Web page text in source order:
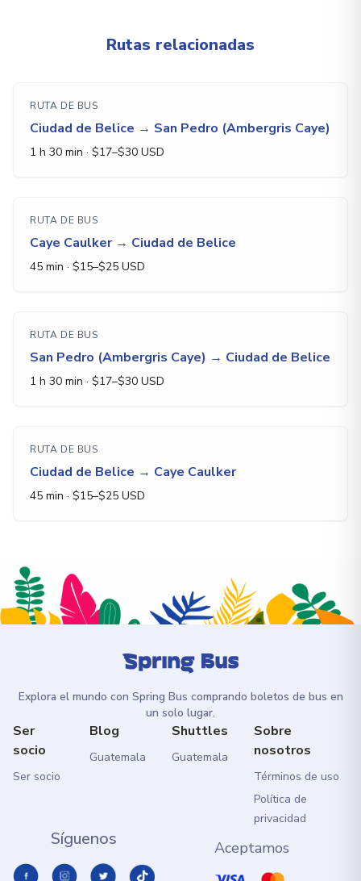
Rutas relacionadas
RUTA DE BUS
Ciudad de Belice → San Pedro (Ambergris Caye)
1 h 30 min · $17–$30 USD
RUTA DE BUS
Caye Caulker→ Ciudad de Belice
45 min · $15–$25 USD
RUTA DE BUS
San Pedro (Ambergris Caye) → Ciudad de Belice
1 h 30 min · $17–$30 USD
RUTA DE BUS
Ciudad de Belice → Caye Caulker
45 min · $15–$25 USD
Explora el mundo con Spring Bus comprando boletos de bus en
un solo lugar.
Ser
socio
Ser socio
Blog
Guatemala
Shuttles
Guatemala
Sobre
nosotros
Términos de uso
Política de
privacidad
Síguenos Aceptamos